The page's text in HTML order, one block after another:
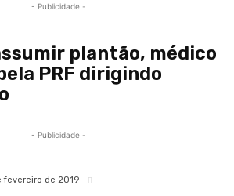
- Publicidade -
plantão, médico
PRF dirigindo
- Publicidade -
fevereiro de 2019